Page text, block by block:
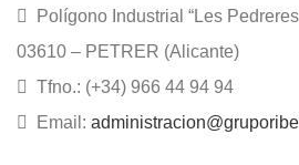
Polígono Industrial “Les
03610 – PETRER (Alicante)
Tfno.: (+34) 966 44 94 94
Email: